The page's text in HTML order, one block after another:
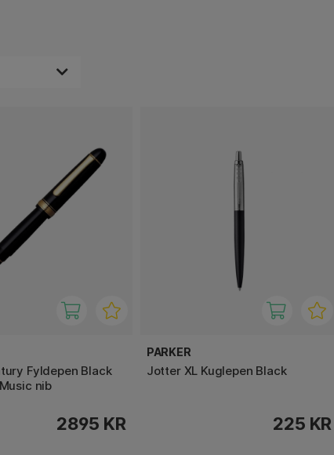
Fyldepen Black
nib
2895 KR
PARKER
Jotter XL Kuglepen Black
225 KR